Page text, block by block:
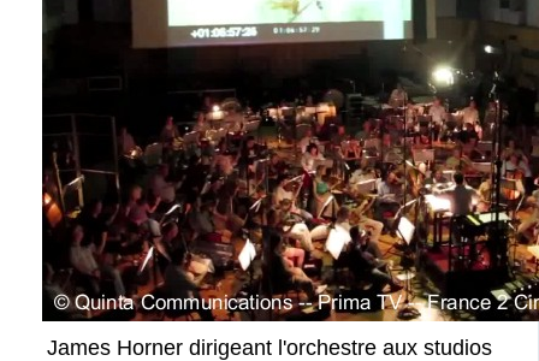
James Horner dirigeant l'orchestre aux studios